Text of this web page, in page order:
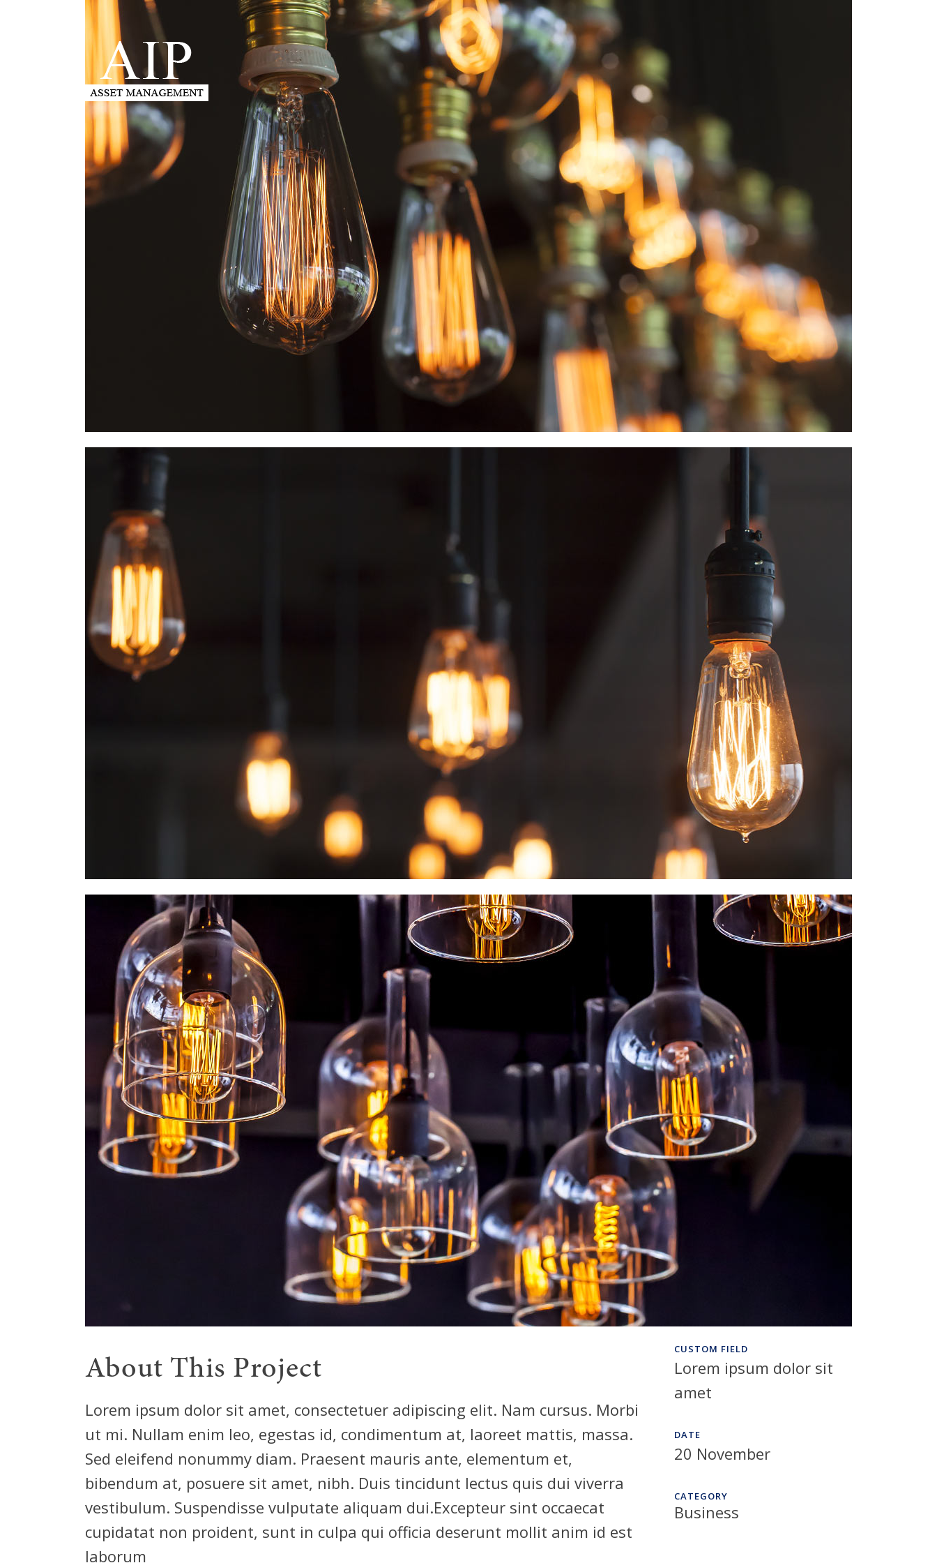
About This Project
Lorem ipsum dolor sit amet, consectetuer adipiscing elit. Nam cursus. Morbi
ut mi. Nullam enim leo, egestas id, condimentum at, laoreet mattis, massa.
Sed eleifend nonummy diam. Praesent mauris ante, elementum et,
bibendum at, posuere sit amet, nibh. Duis tincidunt lectus quis dui viverra
vestibulum. Suspendisse vulputate aliquam dui.Excepteur sint occaecat
cupidatat non proident, sunt in culpa qui officia deserunt mollit anim id est
laborum
CUSTOM FIELD
Lorem ipsum dolor sit
amet
DATE
20 November
CATEGORY
Business